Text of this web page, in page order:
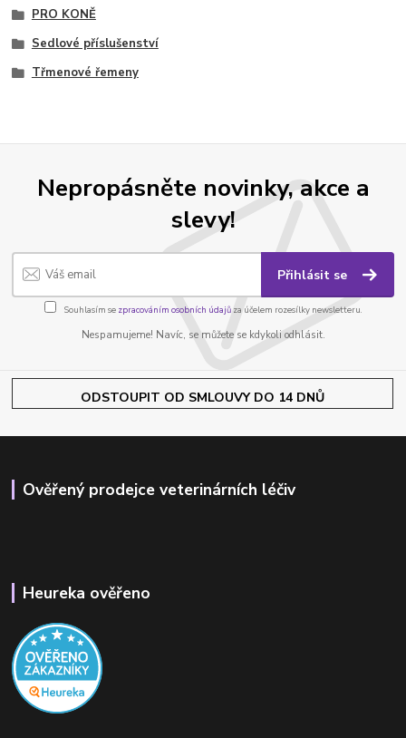
PRO KONĚ
Sedlové příslušenství
Třmenové řemeny
Nepropásněte novinky, akce a
slevy!
Přihlásit se
Souhlasím se zpracováním osobních údajůza účelem rozesílky newsletteru.
Nespamujeme! Navíc, se můžete se kdykoli odhlásit.
ODSTOUPIT OD SMLOUVY DO 14 DNŮ
Ověřený prodejce veterinárních léčiv
Heureka ověřeno